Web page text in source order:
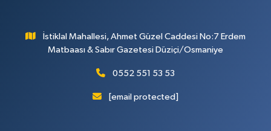
İstiklal Mahallesi, Ahmet Güzel Caddesi No:7 Erdem
Matbaası & Sabır Gazetesi Düziçi/Osmaniye
0552 551 53 53
[email protected]